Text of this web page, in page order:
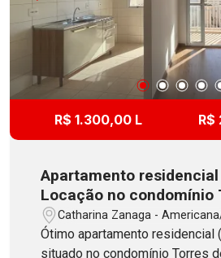
R$ 1.300,00 L R$
Apartamento
Locação no condomínio
Americana, no bairro
Zanaga
Catharina Zanaga -
Ótimo apartamento residencial
situado no condomínio Torres